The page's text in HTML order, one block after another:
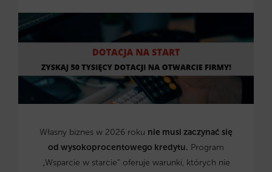
Własny biznes w 2026 roku nie musi zaczynać się
od wysokoprocentowego kredytu. Program
„Wsparcie w starcie” oferuje warunki, których nie